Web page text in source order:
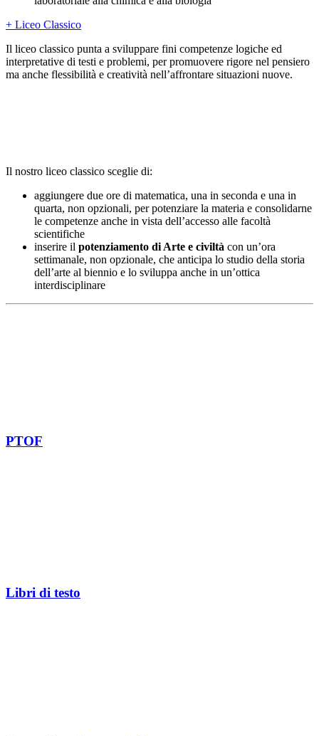
+ Liceo Classico
Il liceo classico punta a sviluppare fini competenze logiche ed
interpretative di testi e problemi, per promuovere rigore nel pensiero
ma anche flessibilità e creatività nell’affrontare situazioni nuove.
Il nostro liceo classico sceglie di:
aggiungere due ore di matematica, una in seconda e una in
quarta, non opzionali, per potenziare la materia e consolidarne
le competenze anche in vista dell’accesso alle facoltà
scientifiche
inserire il potenziamento di Arte e civiltà con un’ora
settimanale, non opzionale, che anticipa lo studio della storia
dell’arte al biennio e lo sviluppa anche in un’ottica
interdisciplinare
PTOF
Libri di testo